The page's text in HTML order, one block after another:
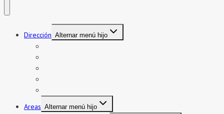
Dirección Alternar menú hijo
Areas Alternar menú hijo